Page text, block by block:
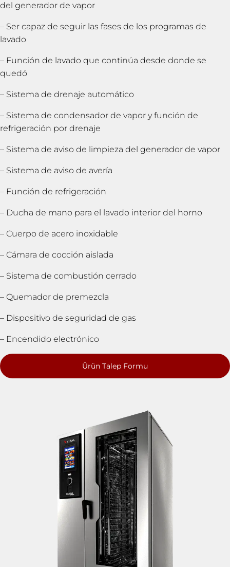
del generador de vapor
– Ser capaz de seguir las fases de los programas de
lavado
– Función de lavado que continúa desde donde se
quedó
– Sistema de drenaje automático
– Sistema de condensador de vapor y función de
refrigeración por drenaje
– Sistema de aviso de limpieza del generador de vapor
– Sistema de aviso de avería
– Función de refrigeración
– Ducha de mano para el lavado interior del horno
– Cuerpo de acero inoxidable
– Cámara de cocción aislada
– Sistema de combustión cerrado
– Quemador de premezcla
– Dispositivo de seguridad de gas
– Encendido electrónico
Ürün Talep Formu